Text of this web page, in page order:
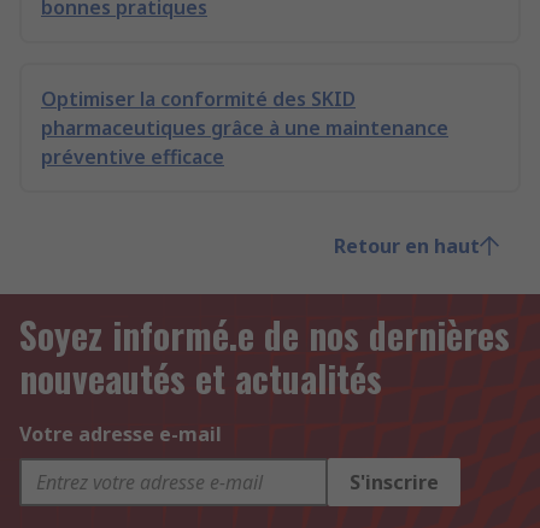
bonnes pratiques
Optimiser la conformité des SKID
pharmaceutiques grâce à une maintenance
préventive efficace
Retour en haut
Soyez informé.e de nos dernières
nouveautés et actualités
Votre adresse e-mail
S'inscrire